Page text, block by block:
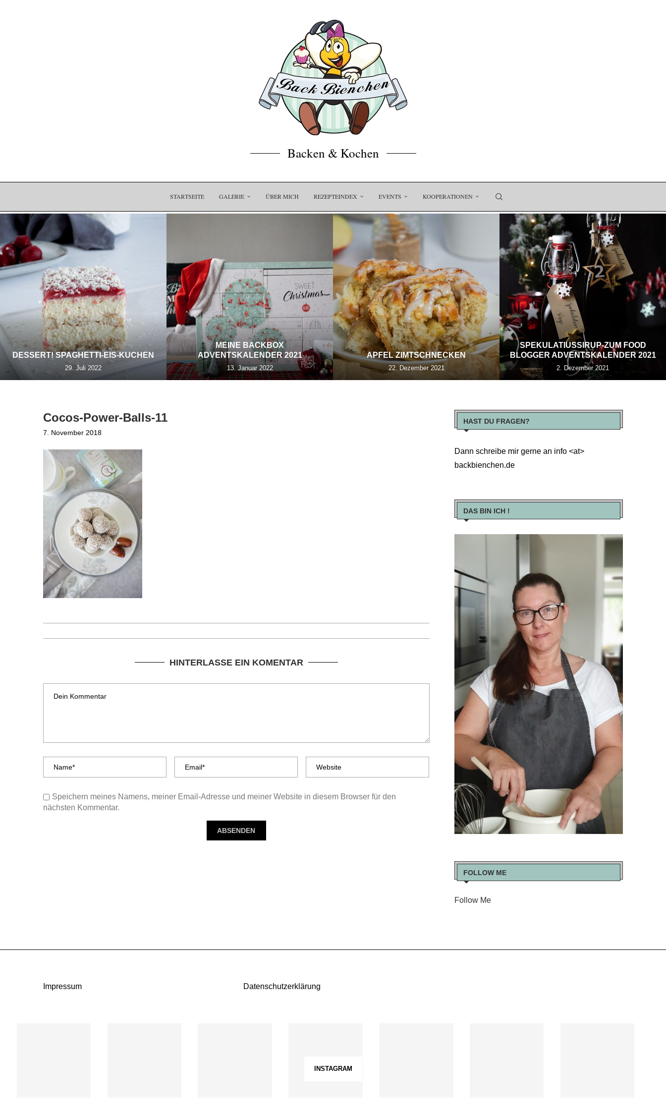
Backen & Kochen
STARTSEITE GALERIE ÜBER MICH REZEPTEINDEX EVENTS KOOPERATIONEN
DESSERT! SPAGHETTI-EIS-KUCHEN
29. Juli 2022
MEINE BACKBOX
ADVENTSKALENDER 2021
13. Januar 2022
APFEL ZIMTSCHNECKEN
22. Dezember 2021
SPEKULATIUSSIRUP-ZUM FOOD
BLOGGER ADVENTSKALENDER 2021
2. Dezember 2021
Cocos-Power-Balls-11
7. November 2018
HINTERLASSE EIN KOMENTAR
Speichern meines Namens, meiner Email-Adresse und meiner Website in diesem Browser für den
nächsten Kommentar.
HAST DU FRAGEN?
Dann schreibe mir gerne an info <at>
backbienchen.de
DAS BIN ICH !
FOLLOW ME
Follow Me
Impressum Datenschutzerklärung
INSTAGRAM